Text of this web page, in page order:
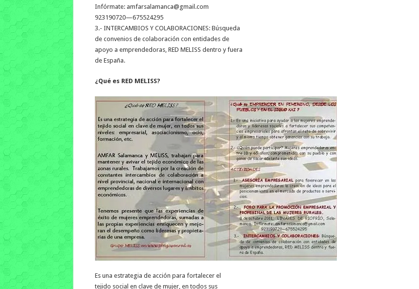
Infórmate: amfarsalamanca@gmail.com
923190720—675524295
3.- INTERCAMBIOS Y COLABORACIONES: Búsqueda
de convenios de colaboración con entidades de
apoyo a emprendedoras, RED MELISS dentro y fuera
de España.
¿Qué es RED MELISS?
Es una estrategia de acción para fortalecer el
tejido social en clave de mujer, en todos sus